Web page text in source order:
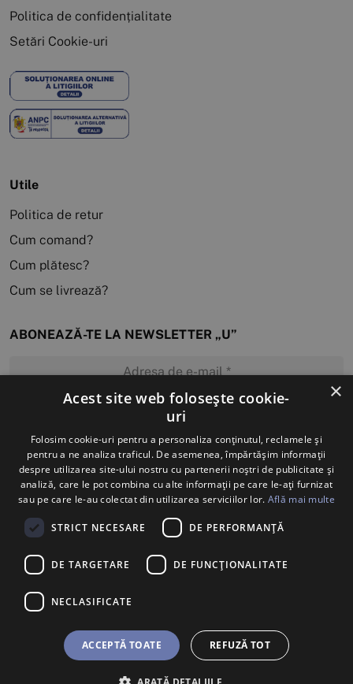
Politica de confidențialitate
Setări Cookie-uri
Utile
Politica de retur
Cum comand?
Cum plătesc?
Cum se livrează?
ABONEAZĂ-TE LA NEWSLETTER „U”
MĂ ABONEZ
×
Acest site web folosește cookie-
uri
Folosim cookie-uri pentru a personaliza conținutul, reclamele și
pentru a ne analiza traficul. De asemenea, împărtășim informații
despre utilizarea site-ului nostru cu partenerii noștri de publicitate și
analiză, care le pot combina cu alte informații pe care le-ați furnizat
sau pe care le-au colectat din utilizarea serviciilor lor. Află mai multe
STRICT NECESARE DE PERFORMANȚĂ
DE TARGETARE DE FUNCŢIONALITATE
NECLASIFICATE
ACCEPTĂ TOATE REFUZĂ TOT